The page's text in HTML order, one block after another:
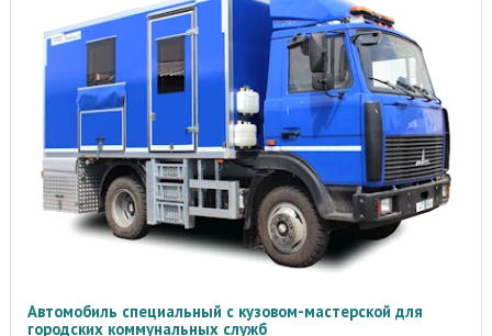
Автомобиль специальный с кузовом-мастерской для
городских коммунальных служб